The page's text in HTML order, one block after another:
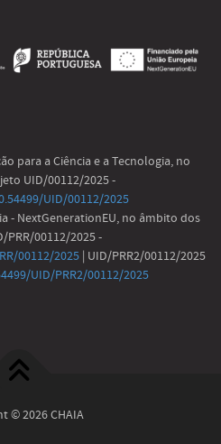
para a Ciência e a Tecnologia, no
UID/00112/2025 -
UID/00112/2025
- NextGenerationEU, no âmbito dos
PRR/00112/2025 -
00112/2025| UID/PRR2/00112/2025
UID/PRR2/00112/2025
© 2026 CHAIA